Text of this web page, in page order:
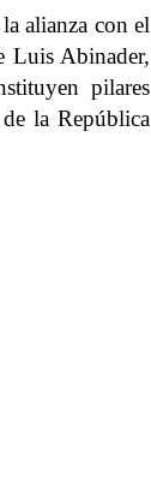
alianza con el
Luis Abinader,
pilares
la República